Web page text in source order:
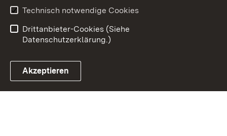
Benutzungshinweise
Erklärung zur
Technisch notwendige Cookies
Drittanbieter-Cookies (Siehe
Datenschutzerklärung.)
Akzeptieren